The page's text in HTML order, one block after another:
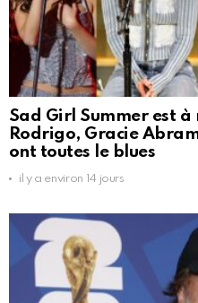
Sad Girl Summer est
Rodrigo, Gracie
ont toutes le blues
il y a environ 14 jours